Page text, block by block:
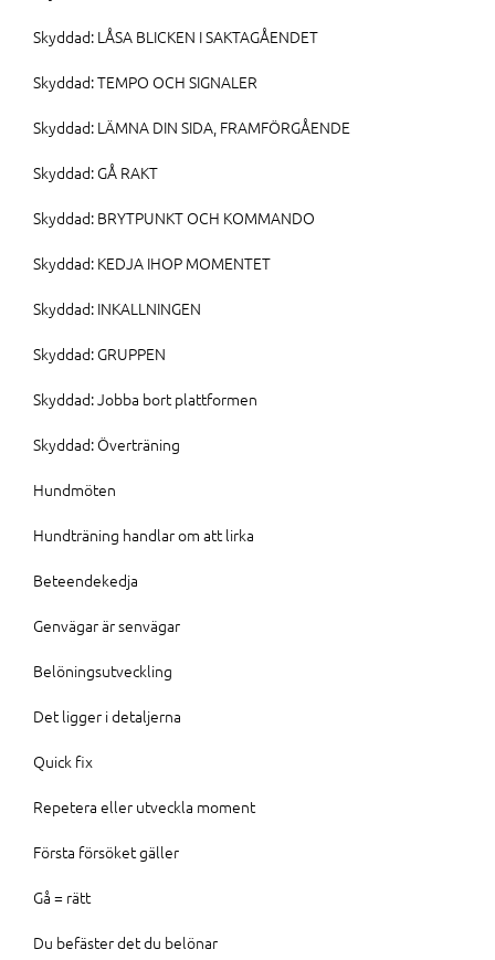
Skyddad: LÅSA BLICKEN I SAKTAGÅENDET
Skyddad: TEMPO OCH SIGNALER
Skyddad: LÄMNA DIN SIDA, FRAMFÖRGÅENDE
Skyddad: GÅ RAKT
Skyddad: BRYTPUNKT OCH KOMMANDO
Skyddad: KEDJA IHOP MOMENTET
Skyddad: INKALLNINGEN
Skyddad: GRUPPEN
Skyddad: Jobba bort plattformen
Skyddad: Överträning
Hundmöten
Hundträning handlar om att lirka
Beteendekedja
Genvägar är senvägar
Belöningsutveckling
Det ligger i detaljerna
Quick fix
Repetera eller utveckla moment
Första försöket gäller
Gå = rätt
Du befäster det du belönar